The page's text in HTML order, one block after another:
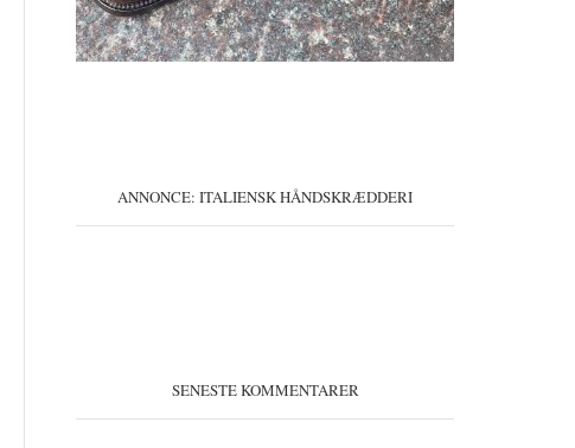
ANNONCE: ITALIENSK HÅNDSKRÆDDERI
SENESTE KOMMENTARER